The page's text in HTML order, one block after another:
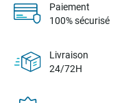
Paiement
100% sécurisé
Livraison
24/72H